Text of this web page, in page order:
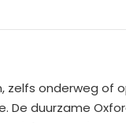
onderweg of
De duurzame